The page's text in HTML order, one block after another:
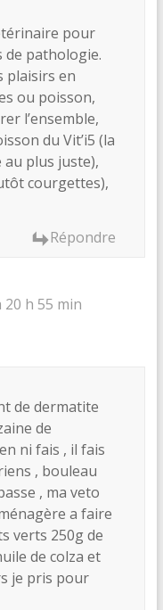
pour
de pathologie.
plaisirs en
ou poisson,
l’ensemble,
du Vit’i5 (la
plus juste),
courgettes),
Répondre
h 55 min
de dermatite
de
ni fais , il fais
, bouleau
, ma veto
a faire
verts 250g de
de colza et
je pris pour